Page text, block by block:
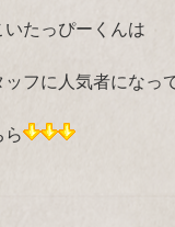
たっぴーくんは
フに人気者になっ